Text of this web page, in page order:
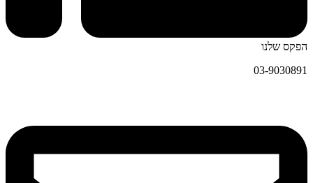
הפקס שלנו
03-9030891